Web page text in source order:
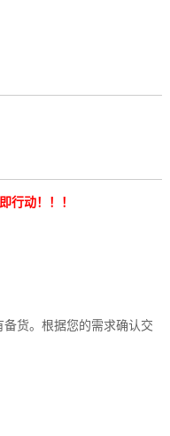
行动！！！
货。根据您的需求确认交